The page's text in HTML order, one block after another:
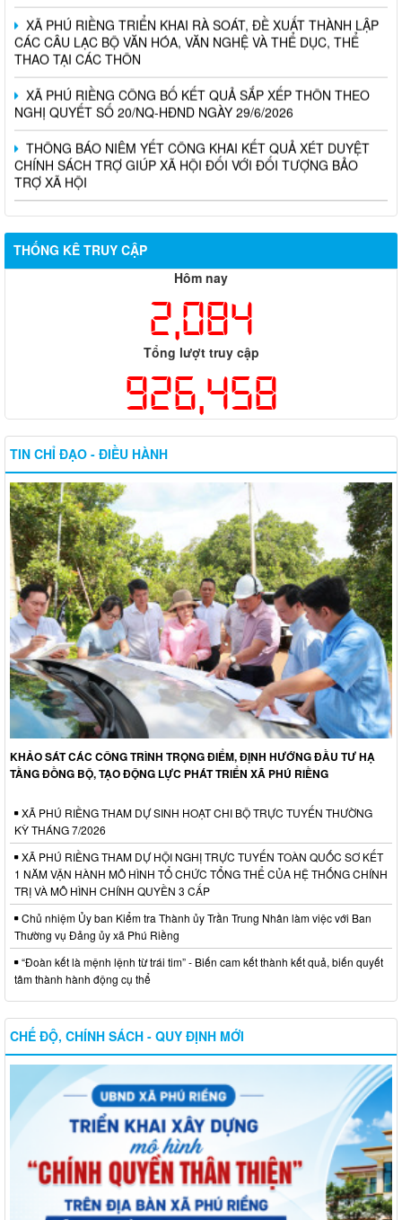
XÃ PHÚ RIỀNG TRIỂN KHAI RÀ SOÁT, ĐỀ XUẤT THÀNH LẬP
CÁC CÂU LẠC BỘ VĂN HÓA, VĂN NGHỆ VÀ THỂ DỤC, THỂ
THAO TẠI CÁC THÔN
XÃ PHÚ RIỀNG CÔNG BỐ KẾT QUẢ SẮP XẾP THÔN THEO
NGHỊ QUYẾT SỐ 20/NQ-HĐND NGÀY 29/6/2026
THÔNG BÁO NIÊM YẾT CÔNG KHAI KẾT QUẢ XÉT DUYỆT
CHÍNH SÁCH TRỢ GIÚP XÃ HỘI ĐỐI VỚI ĐỐI TƯỢNG BẢO
TRỢ XÃ HỘI
THỐNG KÊ TRUY CẬP
Hôm nay
2,084
Tổng lượt truy cập
926,458
TIN CHỈ ĐẠO - ĐIỀU HÀNH
KHẢO SÁT CÁC CÔNG TRÌNH TRỌNG ĐIỂM, ĐỊNH HƯỚNG ĐẦU TƯ HẠ
TẦNG ĐỒNG BỘ, TẠO ĐỘNG LỰC PHÁT TRIỂN XÃ PHÚ RIỀNG
XÃ PHÚ RIỀNG THAM DỰ SINH HOẠT CHI BỘ TRỰC TUYẾN THƯỜNG
KỲ THÁNG 7/2026
XÃ PHÚ RIỀNG THAM DỰ HỘI NGHỊ TRỰC TUYẾN TOÀN QUỐC SƠ KẾT
1 NĂM VẬN HÀNH MÔ HÌNH TỔ CHỨC TỔNG THỂ CỦA HỆ THỐNG CHÍNH
TRỊ VÀ MÔ HÌNH CHÍNH QUYỀN 3 CẤP
Chủ nhiệm Ủy ban Kiểm tra Thành ủy Trần Trung Nhân làm việc với Ban
Thường vụ Đảng ủy xã Phú Riềng
“Đoàn kết là mệnh lệnh từ trái tim” - Biến cam kết thành kết quả, biến quyết
tâm thành hành động cụ thể
CHẾ ĐỘ, CHÍNH SÁCH - QUY ĐỊNH MỚI